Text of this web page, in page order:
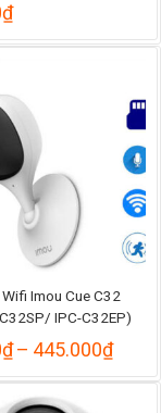
₫
Imou Cue C32
IPC-C32EP)
₫– 445.000₫
từ